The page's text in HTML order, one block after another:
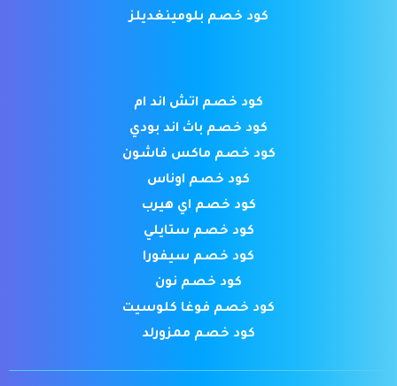
كود خصم بلومينغديلز
كود خصم اتش اند ام
كود خصم باث اند بودي
كود خصم ماكس فاشون
كود خصم اوناس
كود خصم اي هيرب
كود خصم ستايلي
كود خصم سيفورا
كود خصم نون
كود خصم فوغا كلوسيت
كود خصم ممزورلد